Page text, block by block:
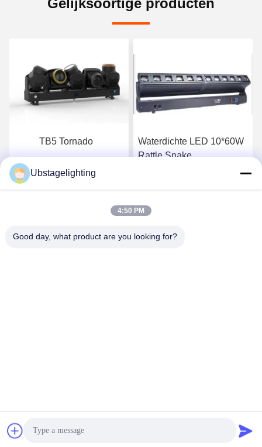
Gelijksoortige producten
TB5 Tornado
Waterdichte LED 10*60W
Rattle Snake
Auteursrecht © 2021-2026 Guangzhou Union Bright Lighting
Co., Ltd. Alle rechten voorbehouden.
Ubstagelighting
4:50 PM
Good day, what product are you looking for?